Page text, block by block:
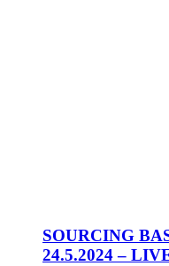
SOURCING
24.5.2024 –